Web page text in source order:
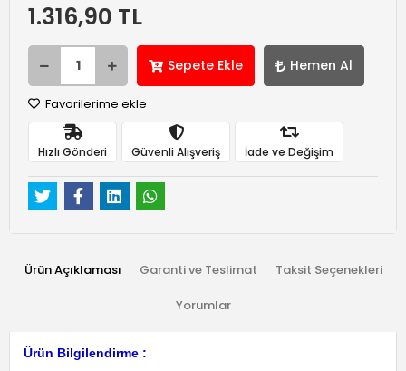
1.316,90 TL
Sepete Ekle Hemen Al
Favorilerime ekle
Hızlı Gönderi Güvenli Alışveriş İade ve Değişim
Ürün Açıklaması Garanti ve Teslimat Taksit Seçenekleri
Yorumlar
Ürün Bilgilendirme :